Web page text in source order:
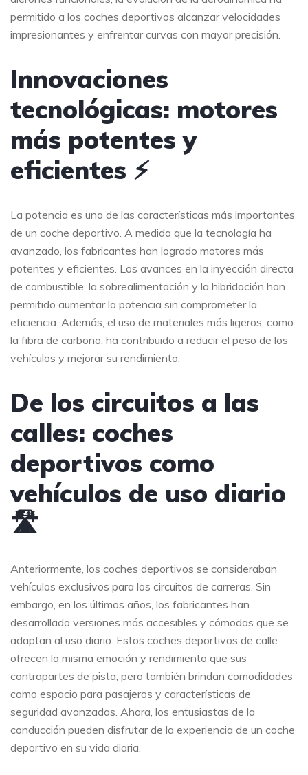
permitido a los coches deportivos alcanzar velocidades
impresionantes y enfrentar curvas con mayor precisión.
Innovaciones
tecnológicas: motores
más potentes y
eficientes ⚡
La potencia es una de las características más importantes
de un coche deportivo. A medida que la tecnología ha
avanzado, los fabricantes han logrado motores más
potentes y eficientes. Los avances en la inyección directa
de combustible, la sobrealimentación y la hibridación han
permitido aumentar la potencia sin comprometer la
eficiencia. Además, el uso de materiales más ligeros, como
la fibra de carbono, ha contribuido a reducir el peso de los
vehículos y mejorar su rendimiento.
De los circuitos a las
calles: coches
deportivos como
vehículos de uso diario
🛣️
Anteriormente, los coches deportivos se consideraban
vehículos exclusivos para los circuitos de carreras. Sin
embargo, en los últimos años, los fabricantes han
desarrollado versiones más accesibles y cómodas que se
adaptan al uso diario. Estos coches deportivos de calle
ofrecen la misma emoción y rendimiento que sus
contrapartes de pista, pero también brindan comodidades
como espacio para pasajeros y características de
seguridad avanzadas. Ahora, los entusiastas de la
conducción pueden disfrutar de la experiencia de un coche
deportivo en su vida diaria.